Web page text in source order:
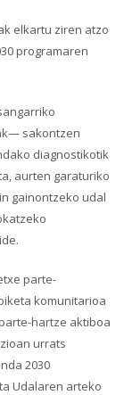
elkartu ziren atzo
programaren
sakontzen
diagnostikotik
aurten garaturiko
gainontzeko udal
parte-
komunitarioa
hartze aktiboa
urrats
2030
Udalaren arteko